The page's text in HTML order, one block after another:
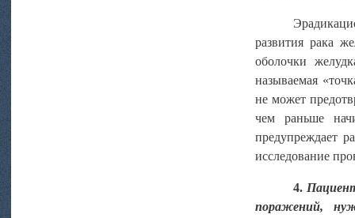
развития рака
оболочки
называемая
не может
чем раньше
предупреждает
исследование
4.
поражений,